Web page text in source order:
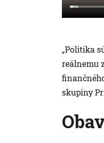
„Politika
reálnemu
skupiny